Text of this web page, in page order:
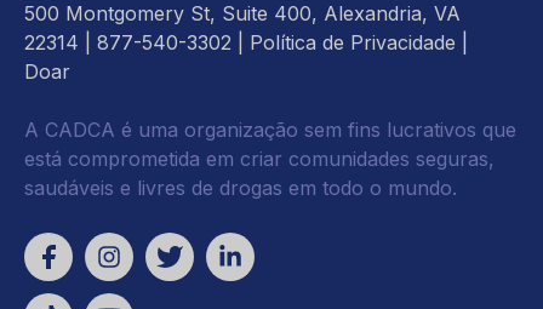
500 Montgomery St, Suite 400, Alexandria, VA
22314 | 877-540-3302 | Política de Privacidade
Doar
A CADCA é uma organização sem fins lucrativos que
está comprometida em criar comunidades seguras,
saudáveis e livres de drogas em todo o mundo.